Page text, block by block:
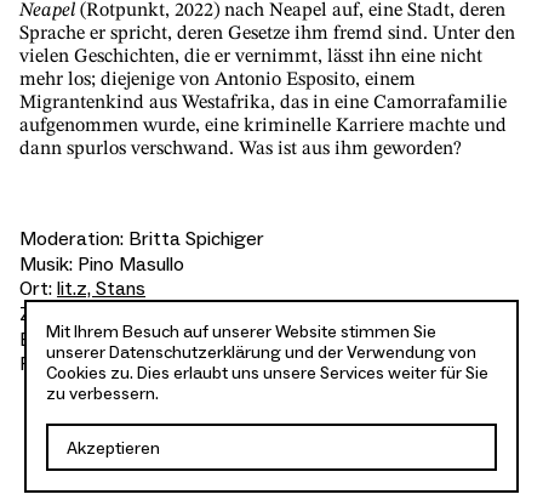
Neapel (Rotpunkt, 2022) nach Neapel auf, eine Stadt, deren
Sprache er spricht, deren Gesetze ihm fremd sind. Unter den
vielen Geschichten, die er vernimmt, lässt ihn eine nicht
mehr los; diejenige von Antonio Esposito, einem
Migrantenkind aus Westafrika, das in eine Camorrafamilie
aufgenommen wurde, eine kriminelle Karriere machte und
dann spurlos verschwand. Was ist aus ihm geworden?
Moderation: Britta Spichiger
Musik: Pino Masullo
Ort: lit.z, Stans
Zeit:
Eintritt: CHF 25, ermässigt CHF 22
Foto: Nina Dick
Mail
Mit Ihrem Besuch auf unserer Website stimmen Sie
unsererDatenschutzerklärungund der Verwendung von
Cookies zu. Dies erlaubt uns unsere Services weiter für Sie
zu verbessern.
Akzeptieren